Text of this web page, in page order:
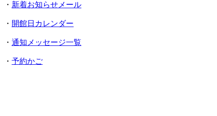
・ 新着お知らせメール
・ 開館日カレンダー
・ 通知メッセージ一覧
・ 予約かご